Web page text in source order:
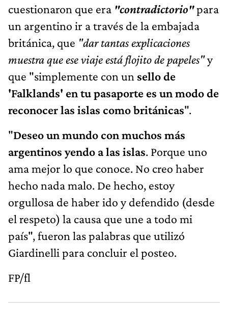
cuestionaron que era "contradictorio"para
un argentino ir a través de la embajada
británica, que "dar tantas explicaciones
muestra que ese viaje está flojito de papeles"y
que "simplemente con un sello de
'Falklands' en tu pasaporte es un modo de
reconocer las islas como británicas".
"Deseo un mundo con muchos más
argentinos yendo a las islas. Porque uno
ama mejor lo que conoce. No creo haber
hecho nada malo. De hecho, estoy
orgullosa de haber ido y defendido (desde
el respeto) la causa que une a todo mi
país", fueron las palabras que utilizó
Giardinelli para concluir el posteo.
FP/fl